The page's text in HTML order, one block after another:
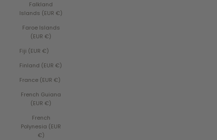
Falkland
Islands (EUR €)
Faroe Islands
(EUR €)
Fiji (EUR €)
Finland (EUR €)
France (EUR €)
French Guiana
(EUR €)
French
Polynesia (EUR
€)